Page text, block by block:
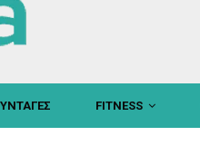
FITNESS